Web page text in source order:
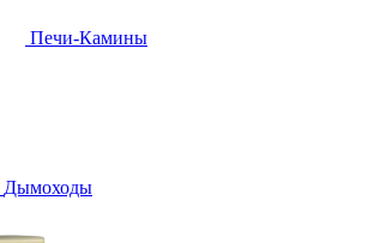
Печи-Камины
Дымоходы